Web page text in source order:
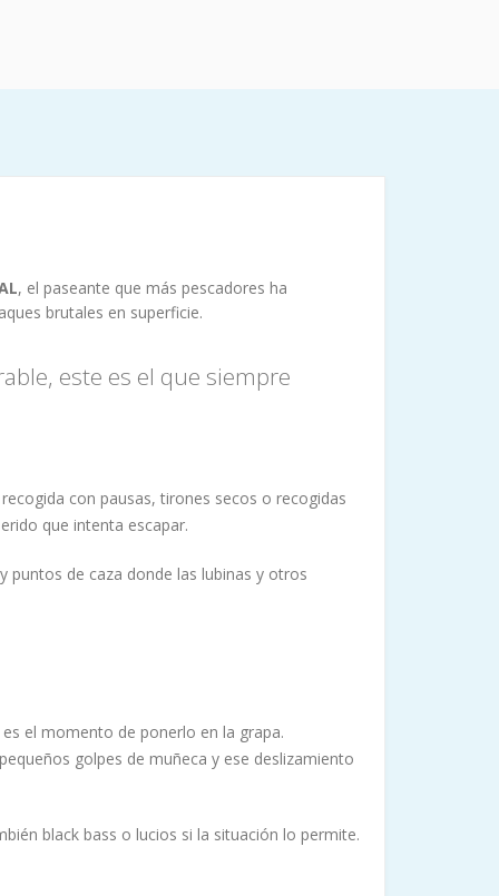
, el paseante que más pescadores ha
brutales en superficie.
este es el que siempre
con pausas, tirones secos o recogidas
que intenta escapar.
puntos de caza donde las lubinas y otros
el momento de ponerlo en la grapa.
golpes de muñeca y ese deslizamiento
black bass o lucios si la situación lo permite.